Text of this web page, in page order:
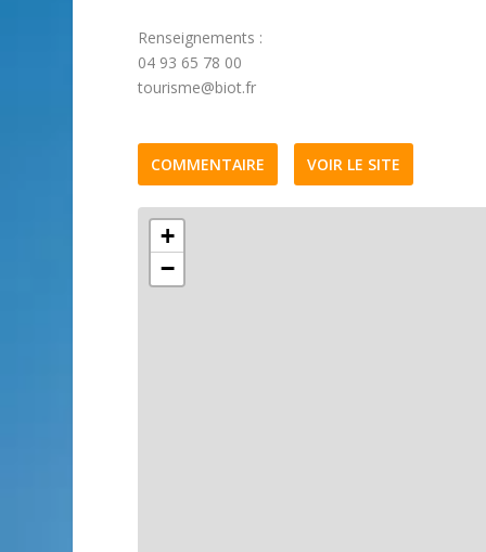
Renseignements :
04 93 65 78 00
tourisme@biot.fr
COMMENTAIRE VOIR LE SITE
+
−